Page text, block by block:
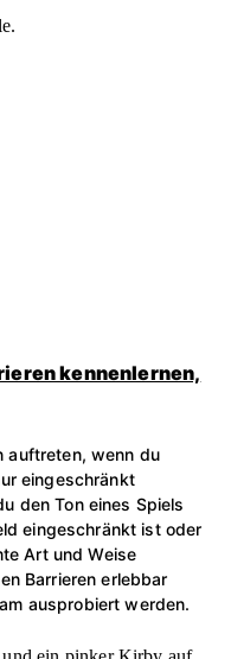
kennenlernen,
auftreten, wenn du
eingeschränkt
den Ton eines Spiels
eingeschränkt ist oder
Art und Weise
Barrieren erlebbar
ausprobiert werden.